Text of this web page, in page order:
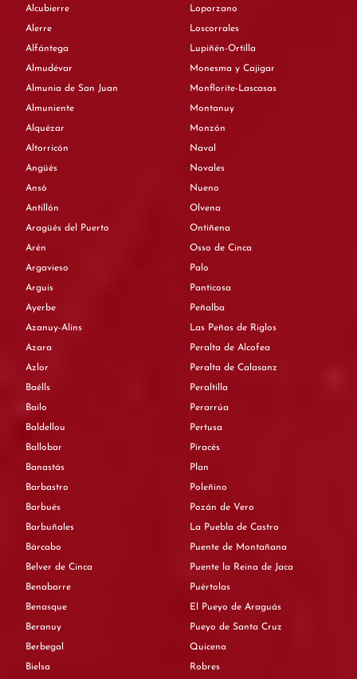
Alcubierre
Alerre
Alfántega
Almudévar
Almunia de San Juan
Almuniente
Alquézar
Altorricón
Angüés
Ansó
Antillón
Aragüés del Puerto
Arén
Argavieso
Arguis
Ayerbe
Azanuy-Alins
Azara
Azlor
Baélls
Bailo
Baldellou
Ballobar
Banastás
Barbastro
Barbués
Barbuñales
Bárcabo
Belver de Cinca
Benabarre
Benasque
Beranuy
Berbegal
Bielsa
Loporzano
Loscorrales
Lupiñén-Ortilla
Monesma y Cajigar
Monflorite-Lascasas
Montanuy
Monzón
Naval
Novales
Nueno
Olvena
Ontiñena
Osso de Cinca
Palo
Panticosa
Peñalba
Las Peñas de Riglos
Peralta de Alcofea
Peralta de Calasanz
Peraltilla
Perarrúa
Pertusa
Piracés
Plan
Poleñino
Pozán de Vero
La Puebla de Castro
Puente de Montañana
Puente la Reina de Jaca
Puértolas
El Pueyo de Araguás
Pueyo de Santa Cruz
Quicena
Robres